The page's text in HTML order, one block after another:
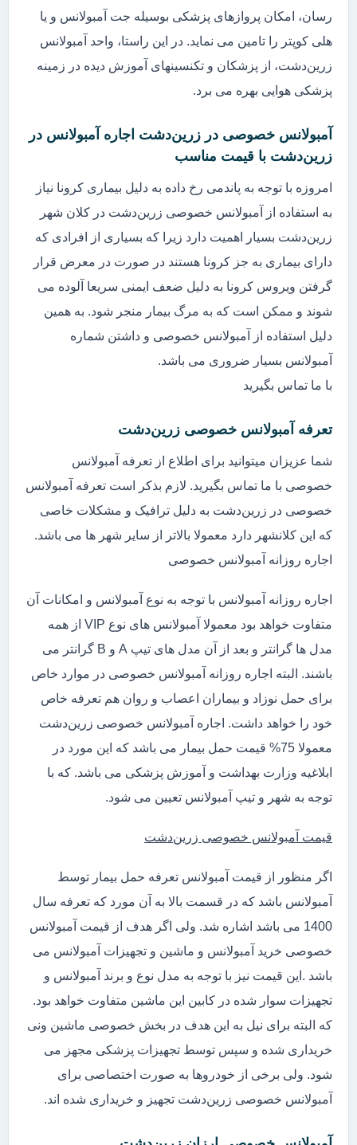
رسان، امکان پروازهای پزشکی بوسیله جت آمبولانس و یا
هلی کوپتر را تامین می نماید. در این راستا، واحد آمبولانس
زرین‌دشت، از پزشکان و تکنسینهای آموزش دیده در زمینه
پزشکی هوایی بهره می برد.
آمبولانس خصوصی در زرین‌دشت اجاره آمبولانس در
زرین‌دشت با قیمت مناسب
امروزه با توجه به پاندمی رخ داده به دلیل بیماری کرونا نیاز
به استفاده از آمبولانس خصوصی زرین‌دشت در کلان شهر
زرین‌دشت بسیار اهمیت دارد زیرا که بسیاری از افرادی که
دارای بیماری به جز کرونا هستند در صورت در معرض قرار
گرفتن ویروس کرونا به دلیل ضعف ایمنی سریعا آلوده می
شوند و ممکن است که به مرگ بیمار منجر شود. به همین
دلیل استفاده از آمبولانس خصوصی و داشتن شماره
آمبولانس بسیار ضروری می باشد.
با ما تماس بگیرید
تعرفه آمبولانس خصوصی زرین‌دشت
شما عزیزان میتوانید برای اطلاع از تعرفه آمبولانس
خصوصی با ما تماس بگیرید. لازم بذکر است تعرفه آمبولانس
خصوصی در زرین‌دشت به دلیل ترافیک و مشکلات خاصی
که این کلانشهر دارد معمولا بالاتر از سایر شهر ها می باشد.
اجاره روزانه آمبولانس خصوصی
اجاره روزانه آمبولانس با توجه به نوع آمبولانس و امکانات آن
متفاوت خواهد بود معمولا آمبولانس های نوع VIP از همه
مدل ها گرانتر و بعد از آن مدل های تیپ A و B گرانتر می
باشند. البته اجاره روزانه آمبولانس خصوصی در موارد خاص
برای حمل نوزاد و بیماران اعصاب و روان هم تعرفه خاص
خود را خواهد داشت. اجاره آمبولانس خصوصی زرین‌دشت
معمولا 75% قیمت حمل بیمار می باشد که این مورد در
ابلاغیه وزارت بهداشت و آموزش پزشکی می باشد. که با
توجه به شهر و تیپ آمبولانس تعیین می شود.
قیمت آمبولانس خصوصی زرین‌دشت
اگر منظور از قیمت آمبولانس تعرفه حمل بیمار توسط
آمبولانس باشد که در قسمت بالا به آن مورد که تعرفه سال
1400 می باشد اشاره شد. ولی اگر هدف از قیمت آمبولانس
خصوصی خرید آمبولانس و ماشین و تجهیزات آمبولانس می
باشد .این قیمت نیز با توجه به مدل نوع و برند آمبولانس و
تجهیزات سوار شده در کابین این ماشین متفاوت خواهد بود.
که البته برای نیل به این هدف در بخش خصوصی ماشین ونی
خریداری شده و سپس توسط تجهیزات پزشکی مجهز می
شود. ولی برخی از خودروها به صورت اختصاصی برای
آمبولانس خصوصی زرین‌دشت تجهیز و خریداری شده اند.